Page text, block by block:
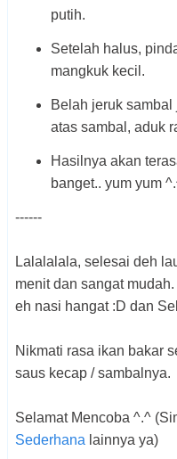
putih.
Setelah halus,
mangkuk kecil.
Belah jeruk
atas sambal, aduk
Hasilnya akan
banget.. yum yum
------
Lalalalala, selesai deh
menit dan sangat
eh nasi hangat :D dan
Nikmati rasa ikan bakar
saus kecap / sambalnya.
Selamat Mencoba ^.^
Sederhana lainnya ya)